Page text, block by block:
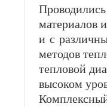
материалов
и с
методов
тепловой
высоком